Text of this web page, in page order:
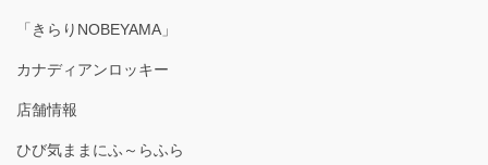
ジ
送
り
「きらりNOBEYAMA」
カナディアンロッキー
店舗情報
ひび気ままにふ～らふら